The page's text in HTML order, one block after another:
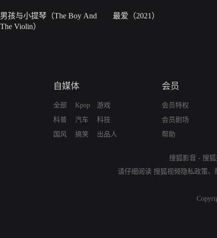
男孩与小提琴（The Boy And
The Violin）
最爱（2021）
自媒体
全部
科普
国风
Kpop
汽车
搞笑
游戏
科技
出品人
会员
会员特权
会员剧场
帮助
搜狐影音 - 搜
请仔细阅读 搜狐视频隐私政策、